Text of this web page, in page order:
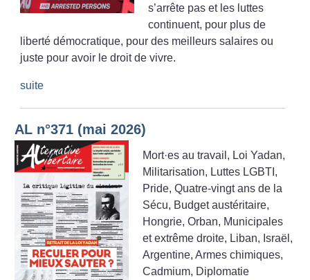
s’arrête pas et les luttes
continuent, pour plus de
liberté démocratique, pour des meilleurs salaires ou
juste pour avoir le droit de vivre.
suite
AL n°371 (mai 2026)
Mort·es au travail, Loi Yadan,
Militarisation, Luttes LGBTI,
Pride, Quatre-vingt ans de la
Sécu, Budget austéritaire,
Hongrie, Orban, Municipales
et extrême droite, Liban, Israël,
Argentine, Armes chimiques,
Cadmium, Diplomatie